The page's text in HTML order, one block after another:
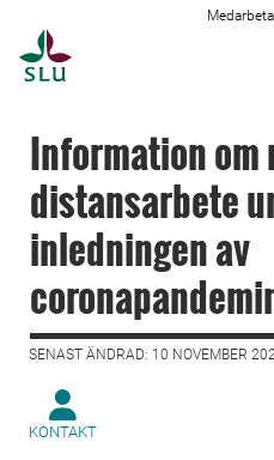
Information om
distansarbete
inledningen av
SENAST ÄNDRAD: 10 NOVEMBER
KONTAKT